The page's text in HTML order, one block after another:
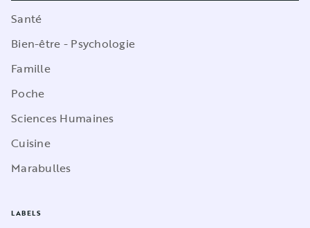
Santé
Bien-être - Psychologie
Famille
Poche
Sciences Humaines
Cuisine
Marabulles
LABELS